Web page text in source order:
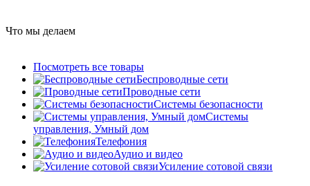
Что мы делаем
Посмотреть все товары
Беспроводные сети
Проводные сети
Системы безопасности
Системы
управления, Умный дом
Телефония
Аудио и видео
Усиление сотовой связи